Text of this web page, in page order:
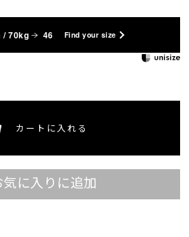
/ 70kg 46 Find your size
カートに入れる
気に入りに追加